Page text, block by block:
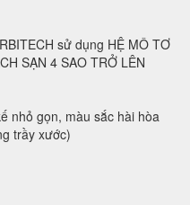
sử dụng HỆ MÔ TƠ
SẠN 4 SAO TRỞ LÊN
nhỏ gọn, màu sắc hài hòa
trầy xước)